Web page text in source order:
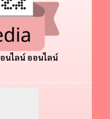
นไลน์ ออนไลน์